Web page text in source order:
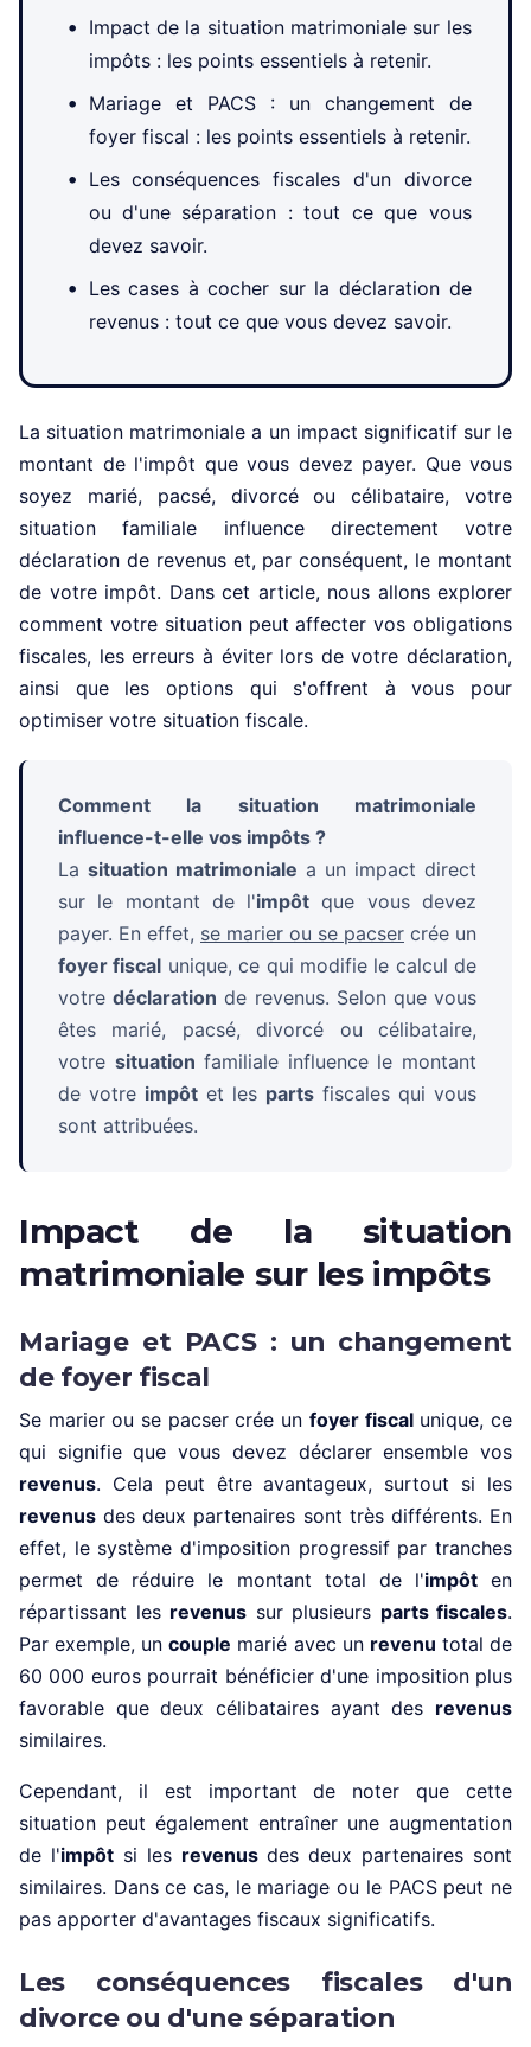
Impact de la situation matrimoniale sur les
impôts : les points essentiels à retenir.
Mariage et PACS : un changement de
foyer fiscal : les points essentiels à retenir.
Les conséquences fiscales d'un divorce
ou d'une séparation : tout ce que vous
devez savoir.
Les cases à cocher sur la déclaration de
revenus : tout ce que vous devez savoir.
La situation matrimoniale a un impact significatif sur le
montant de l'impôt que vous devez payer. Que vous
soyez marié, pacsé, divorcé ou célibataire, votre
situation familiale influence directement votre
déclaration de revenus et, par conséquent, le montant
de votre impôt. Dans cet article, nous allons explorer
comment votre situation peut affecter vos obligations
fiscales, les erreurs à éviter lors de votre déclaration,
ainsi que les options qui s'offrent à vous pour
optimiser votre situation fiscale.
Comment la situation matrimoniale
influence-t-elle vos impôts ?
La situation matrimoniale a un impact direct
sur le montant de l'impôt que vous devez
payer. En effet, se marier ou se pacser crée un
foyer fiscal unique, ce qui modifie le calcul de
votredéclaration de revenus. Selon que vous
êtes marié, pacsé, divorcé ou célibataire,
votre situation familiale influence le montant
de votre impôt et les parts fiscales qui vous
sont attribuées.
Impact de la situation
matrimoniale sur les impôts
Mariage et PACS : un changement
de foyer fiscal
Se marier ou se pacser crée un foyer fiscalunique, ce
qui signifie que vous devez déclarer ensemble vos
revenus. Cela peut être avantageux, surtout si les
revenus des deux partenaires sont très différents. En
effet, le système d'imposition progressif par tranches
permet de réduire le montant total de l'impôten
répartissant les revenus sur plusieurs parts fiscales.
Par exemple, uncouple marié avec un revenu total de
60 000 euros pourrait bénéficier d'une imposition plus
favorable que deux célibataires ayant des revenus
similaires.
Cependant, il est important de noter que cette
situation peut également entraîner une augmentation
de l'impôtsi les revenusdes deux partenaires sont
similaires. Dans ce cas, le mariage ou le PACS peut ne
pas apporter d'avantages fiscaux significatifs.
Les conséquences fiscales d'un
divorce ou d'une séparation